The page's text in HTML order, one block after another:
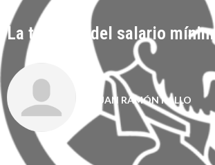
La tómbola del salario mínimo
JUAN RAMÓN RALLO